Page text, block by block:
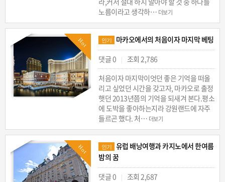
노름이라고 생각하… 더보기
Hot 인기
마카오에서의 처음이자 마지막 베팅
댓글 0
|
조회 2,786
처음이자 마지막이엇던 좋은 기억을 떠올
리고 싶었던 시간을 갖고자, 마카오로 출정
햇던 2013년쯤의 기억을 되새겨 본다.평소
에 도박을 좋아하는지라 강원랜드에 자주
들르곤 했다. 처… 더보기
Hot 인기
유럽 배낭여행과 카지노에서 한여름
밤의 꿈
댓글 0
|
조회 2,687